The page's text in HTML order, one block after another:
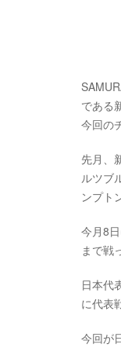
である
今回の
先月、
ルツブ
ンプト
今月8
まで戦
日本代
に代表
今回が